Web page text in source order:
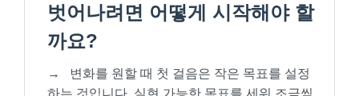
벗어나려면 어떻게 시작해야 할
까요?
→
변화를 원할 때 첫 걸음은 작은 목표를 설정
하는 것입니다. 실현 가능한 목표를 세워 조금씩